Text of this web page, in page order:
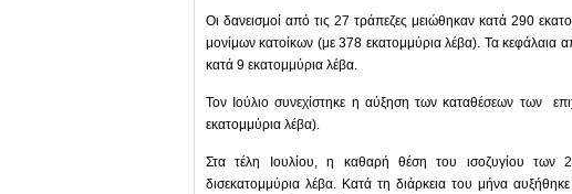
Οι δανεισμοί από τις 27 τράπεζες μειώθηκαν κατά 290
μονίμων κατοίκων (με 378 εκατομμύρια λέβα). Τα κεφάλαια
κατά 9 εκατομμύρια λέβα.
Τον Ιούλιο συνεχίστηκε η αύξηση των καταθέσεων των
εκατομμύρια λέβα).
Στα τέλη Ιουλίου, η καθαρή θέση του ισοζυγίου των
δισεκατομμύρια λέβα. Κατά τη διάρκεια του μήνα